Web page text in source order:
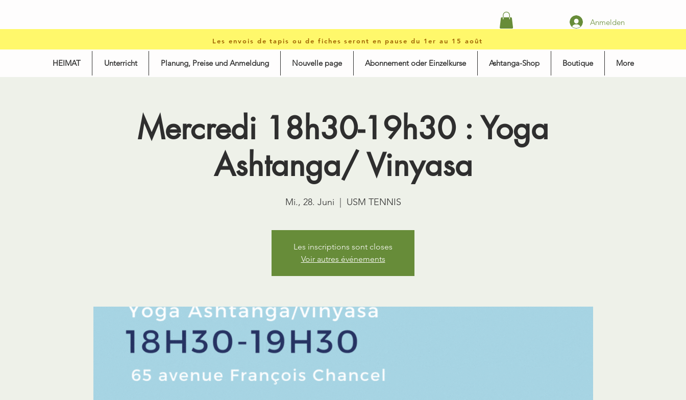
Anmelden
Les envois de tapis ou de fiches seront en pause du 1er au 15 août
HEIMAT Unterricht Planung, Preise und Anmeldung Nouvelle page Abonnement oder Einzelkurse Ashtanga-Shop Boutique More
Mercredi 18h30-19h30 : Yoga
Ashtanga/ Vinyasa
Mi., 28. Juni USM TENNIS
Les inscriptions sont closes
Voir autres événements